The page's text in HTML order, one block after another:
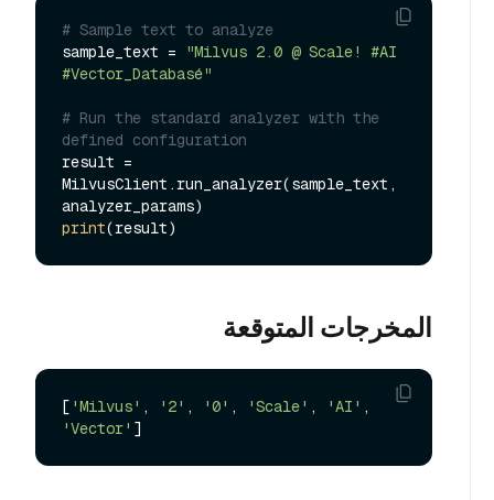
# Sample text to analyze
sample_text =
"Milvus 2.0 @ Scale! #AI
#Vector_Databasé"
# Run the standard analyzer with the
defined configuration
result =
MilvusClient.run_analyzer(sample_text,
print
المخرجات المتوقعة
[ 'Milvus' , '2' , '0' , 'Scale' , 'AI'
'Vector'